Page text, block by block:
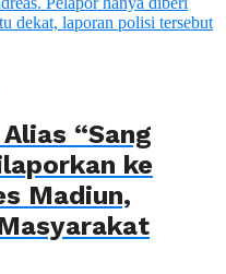
“Sang
ke
Madiun,